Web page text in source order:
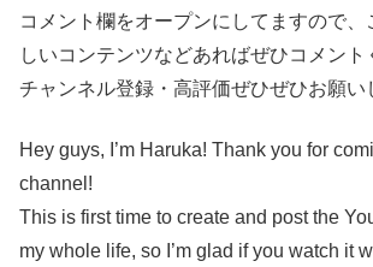
コメント欄をオープンにしてますので、
しいコンテンツなどあればぜひコメン
チャンネル登録・高評価ぜひぜひお願い
Hey guys, I’m Haruka! Thank you for
channel!
This is first time to create and post the
my whole life, so I’m glad if you watch it